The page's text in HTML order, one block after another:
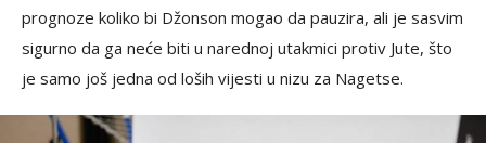
prognoze koliko bi Džonson mogao da pauzira, ali je sasvim
sigurno da ga neće biti u narednoj utakmici protiv Jute, što
je samo još jedna od loših vijesti u nizu za Nagetse.